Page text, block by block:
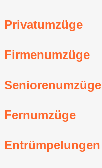
Privatumzüge
Firmenumzüge
Seniorenumzüge
Fernumzüge
Entrümpelungen